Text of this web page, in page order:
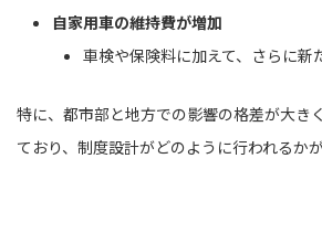
自家用車の維持費が増加
車検や保険料に加えて、さらに新
特に、都市部と地方での影響の格差が大き
ており、制度設計がどのように行われるか